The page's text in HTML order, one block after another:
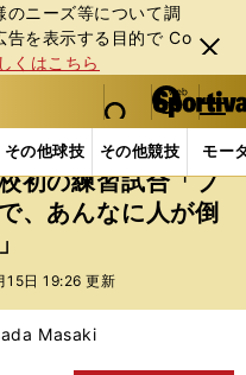
のニーズ等について調
告を表⽰する⽬的で Co
くはこちら
閉じ
る
web Sportiva (webスポルティーバ)
検索
マイペ
ー
ジ
メニュ
その他球技 その他競技 モー
グ他 Jリーグ 岡野雅
初の練習試合「ブ
、あんなに人が倒
15日 19:26 更新
Masaki